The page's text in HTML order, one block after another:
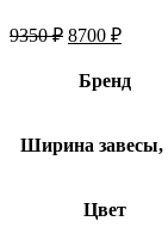
9350₽ 8700 ₽
Бренд
Ширина завесы,
Цвет